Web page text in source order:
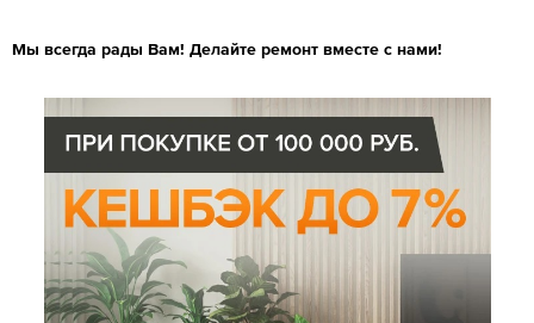
Мы всегда рады Вам! Делайте ремонт вместе с нами!